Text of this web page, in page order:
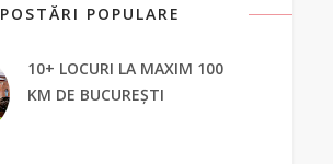
POSTĂRI POPULARE
10+ LOCURI LA MAXIM 100
KM DE BUCUREȘTI